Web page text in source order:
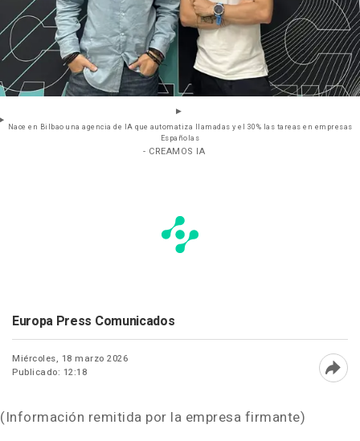
Nace en Bilbao una agencia de IA que automatiza llamadas y el 30% las tareas en empresas
Españolas
- CREAMOS IA
Europa Press Comunicados
Miércoles, 18 marzo 2026
Publicado: 12:18
(Información remitida por la empresa firmante)